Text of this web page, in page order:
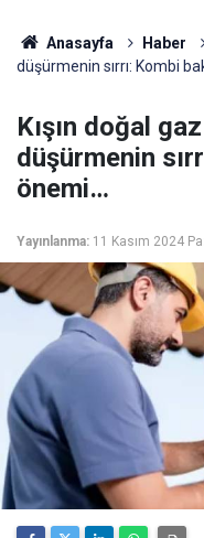
Anasayfa Haber
düşürmenin sırrı: Kombi
Kışın doğal
düşürmenin
önemi…
Yayınlanma: 11 Kasım 2024